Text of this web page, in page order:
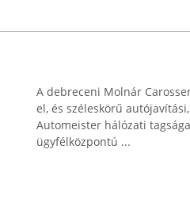
A debreceni Molnár
el, és széleskörű
Automeister hálózati
ügyfélközpontú ...